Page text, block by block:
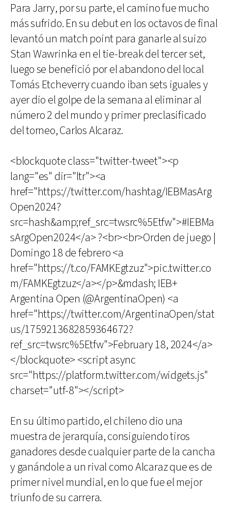
Para Jarry, por su parte, el camino fue mucho
más sufrido. En su debut en los octavos de final
levantó un match point para ganarle al suizo
Stan Wawrinka en el tie-break del tercer set,
luego se benefició por el abandono del local
Tomás Etcheverry cuando iban sets iguales y
ayer dio el golpe de la semana al eliminar al
número 2 del mundo y primer preclasificado
del torneo, Carlos Alcaraz.
<blockquote class="twitter-tweet"><p
lang="es" dir="ltr"><a
href="https://twitter.com/hashtag/IEBMasArg
Open2024?
src=hash&amp;ref_src=twsrc%5Etfw">#IEBMa
sArgOpen2024</a> ?<br><br>Orden de juego |
Domingo 18 de febrero <a
href="https://t.co/FAMKEgtzuz">pic.twitter.co
m/FAMKEgtzuz</a></p>&mdash; IEB+
Argentina Open (@ArgentinaOpen) <a
href="https://twitter.com/ArgentinaOpen/stat
us/1759213682859364672?
ref_src=twsrc%5Etfw">February 18, 2024</a>
</blockquote> <script async
src="https://platform.twitter.com/widgets.js"
charset="utf-8"></script>
En su último partido, el chileno dio una
muestra de jerarquía, consiguiendo tiros
ganadores desde cualquier parte de la cancha
y ganándole a un rival como Alcaraz que es de
primer nivel mundial, en lo que fue el mejor
triunfo de su carrera.